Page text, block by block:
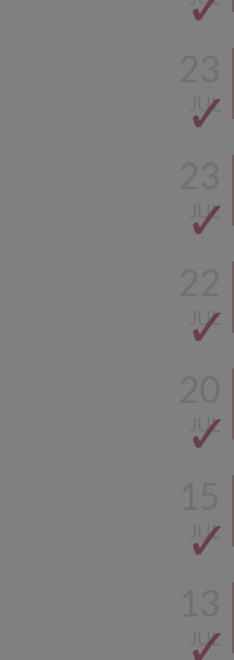
JUL
JUL
JUL
JUL
JUL
JUL